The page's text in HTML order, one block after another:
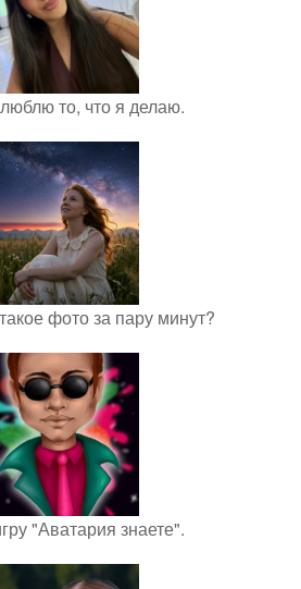
то, что я делаю.
фото за пару минут?
"Аватария знаете".